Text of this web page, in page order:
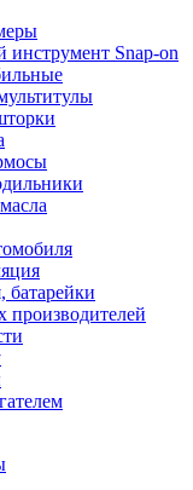
Snap-on
батарейки
производителей